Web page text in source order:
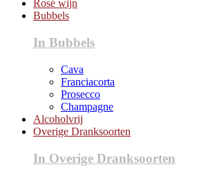
Rosé wijn
Bubbels
In Bubbels
Cava
Franciacorta
Prosecco
Champagne
Alcoholvrij
Overige Dranksoorten
In Overige Dranksoorten